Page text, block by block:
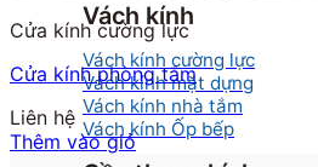
Vách kính
Vách kính cường lực
Vách kính mặt dựng
Vách kính nhà tắm
Vách kính Ốp bếp
Cửa kính cường lực
Cửa kính phòng tắm
Liên hệ
Thêm vào giỏ